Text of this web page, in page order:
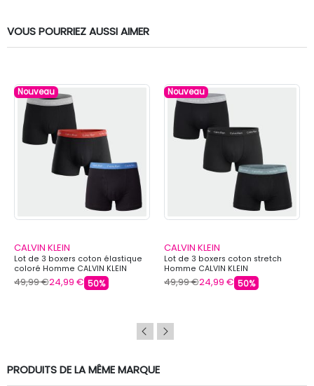
VOUS POURRIEZ AUSSI AIMER
Nouveau
CALVIN KLEIN
Lot de 3 boxers coton élastique
coloré Homme CALVIN KLEIN
49,99 €24,99 € 50%
Nouveau
CALVIN KLEIN
Lot de 3 boxers coton stretch
Homme CALVIN KLEIN
49,99 €24,99 € 50%
PRODUITS DE LA MÊME MARQUE